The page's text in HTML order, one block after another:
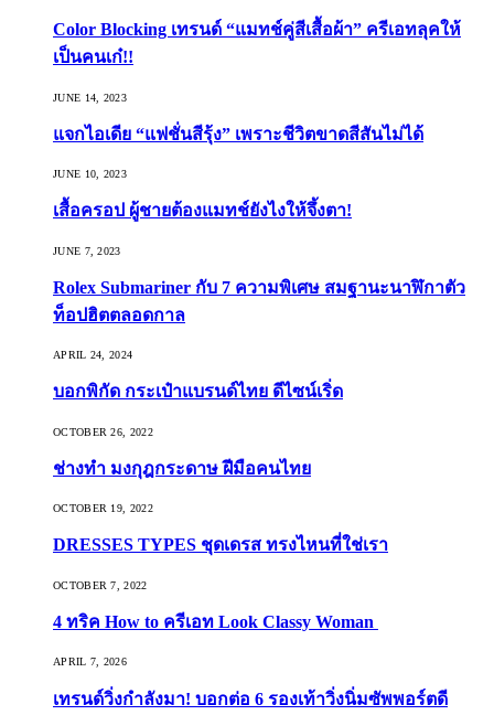
Color Blocking เทรนด์ “แมทช์คู่สีเสื้อผ้า” ครีเอทลุคให้
เป็นคนเก๋!!
JUNE 14, 2023
แจกไอเดีย “แฟชั่นสีรุ้ง” เพราะชีวิตขาดสีสันไม่ได้
JUNE 10, 2023
เสื้อครอป ผู้ชายต้องแมทช์ยังไงให้จึ้งตา!
JUNE 7, 2023
Rolex Submariner กับ 7 ความพิเศษ สมฐานะนาฬิกาตัว
ท็อปฮิตตลอดกาล
APRIL 24, 2024
บอกพิกัด กระเป๋าแบรนด์ไทย ดีไซน์เริ่ด
OCTOBER 26, 2022
ช่างทำ มงกุฎกระดาษ ฝีมือคนไทย
OCTOBER 19, 2022
DRESSES TYPES ชุดเดรส ทรงไหนที่ใช่เรา
OCTOBER 7, 2022
4 ทริค How to ครีเอท Look Classy Woman
APRIL 7, 2026
เทรนด์วิ่งกำลังมา! บอกต่อ 6 รองเท้าวิ่งนิ่มซัพพอร์ตดี